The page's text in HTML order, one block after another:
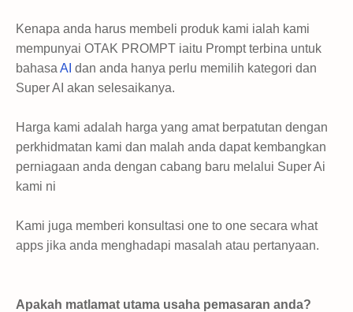
Kenapa anda harus membeli produk kami ialah kami
mempunyai OTAK PROMPT iaitu Prompt terbina untuk
bahasa AI dan anda hanya perlu memilih kategori dan
Super AI akan selesaikanya.
Harga kami adalah harga yang amat berpatutan dengan
perkhidmatan kami dan malah anda dapat kembangkan
perniagaan anda dengan cabang baru melalui Super Ai
kami ni
Kami juga memberi konsultasi one to one secara what
apps jika anda menghadapi masalah atau pertanyaan.
Apakah matlamat utama usaha pemasaran anda?